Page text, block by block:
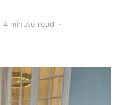
4 minute read